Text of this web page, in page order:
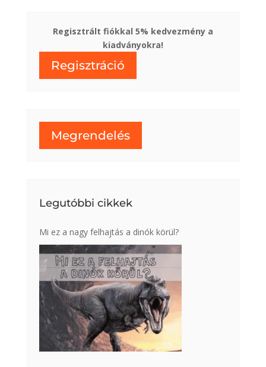
Regisztrált fiókkal 5% kedvezmény a
kiadványokra!
Regisztráció
Megrendelés
Legutóbbi cikkek
Mi ez a nagy felhajtás a dinók körül?